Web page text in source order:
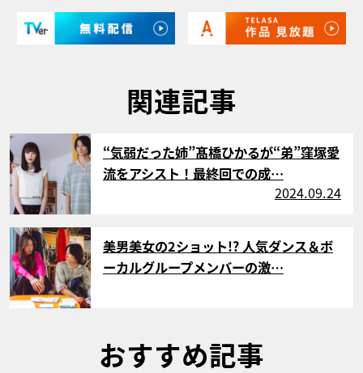
関連記事
サムネイル
“気弱だった姉”髙橋ひかるが“弟”窪塚愛
流をアシスト！最終回での成…
2024.09.24
サムネイル
美男美女の2ショット!? 人気ダンス＆ボ
ーカルグループメンバーの激…
おすすめ記事